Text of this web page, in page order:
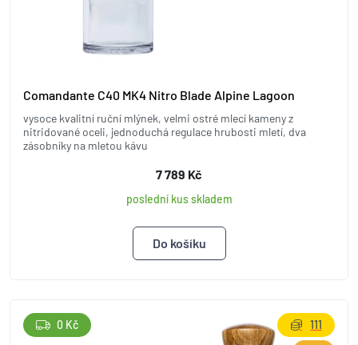
Comandante C40 MK4 Nitro Blade Alpine Lagoon
vysoce kvalitní ruční mlýnek, velmi ostré mlecí kameny z
nitridované oceli, jednoduchá regulace hrubosti mletí, dva
zásobníky na mletou kávu
7 789 Kč
poslední kus skladem
0 Kč 111